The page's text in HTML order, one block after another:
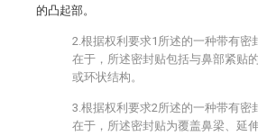
的凸起部。
2.根据权利要求1所述的一种带有密
在于，所述密封贴包括与鼻部紧贴
或环状结构。
3.根据权利要求2所述的一种带有密
在于，所述密封贴为覆盖鼻梁、延